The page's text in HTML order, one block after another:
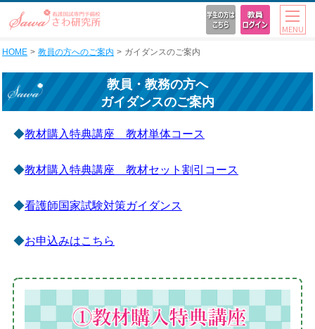
MENU
HOME 教員の方へのご案内 ガイダンスのご案内
教員・教務の方へ
ガイダンスのご案内
◆教材購入特典講座 教材単体コース
◆教材購入特典講座 教材セット割引コース
◆看護師国家試験対策ガイダンス
◆お申込みはこちら